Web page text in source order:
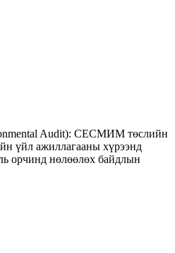
Audit): СЕСМИМ төслийн
үйл ажиллагааны хүрээнд
орчинд нөлөөлөх байдлын